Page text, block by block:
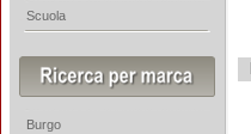
Scuola
Burgo